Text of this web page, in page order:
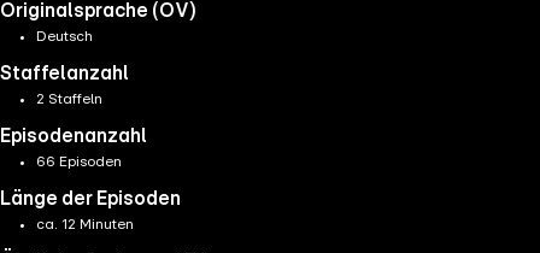
Originalsprache (OV)
Deutsch
Staffelanzahl
2 Staffeln
Episodenanzahl
66 Episoden
Länge der Episoden
ca. 12 Minuten